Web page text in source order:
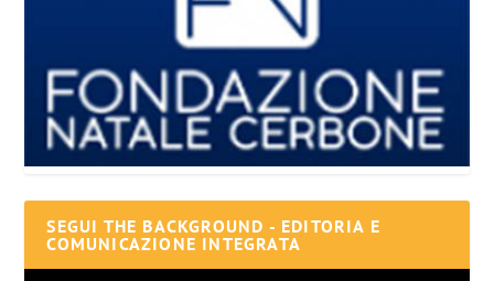
SEGUI THE BACKGROUND - EDITORIA E
COMUNICAZIONE INTEGRATA